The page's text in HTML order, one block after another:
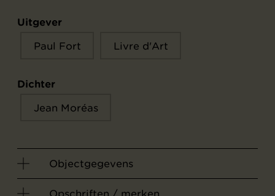
Uitgever
Paul Fort Livre d'Art
Dichter
Jean Moréas
Objectgegevens
Opschriften / merken